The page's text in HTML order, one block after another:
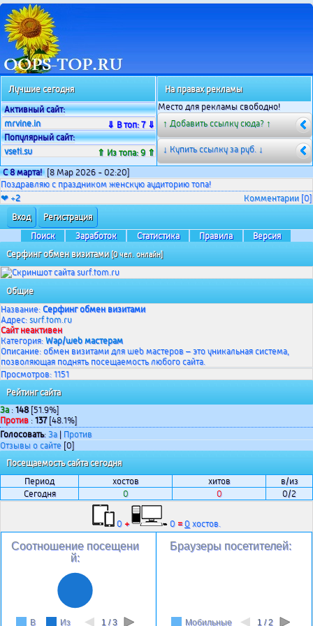
Лучшие сегодня
Активный сайт:
mrvine.in
⇓ В топ: 7 ⇓
Популярный сайт:
vseti.su
⇑ Из топа: 9 ⇑
На правах рекламы
Место для рекламы свободно!
↑ Добавить ссылку сюда? ↑
↓ Купить ссылку за руб. ↓
С 8 марта! [8 Мар 2026 - 02:20]
Поздравляю с праздником женскую аудиторию топа!
Комментарии [0]
❤ +2
Вход
Регистрация
Поиск
Заработок Статистика Правила
Версия
Серфинг обмен визитами [0 чел. онлайн]
Общие
Название: Серфинг обмен визитами
Адрес: surf.tom.ru
Сайт неактивен
Категория: Wap/web мастерам
Описание: обмен визитами для web мастеров – это уникальная система,
позволяющая поднять посещаемость любого сайта.
Просмотров: 1151
Рейтинг сайта
За: 148[51.9%]
Против : 137[48.1%]
Голосовать: За | Против
Отзывы о сайте [0]
Посещаемость сайта сегодня
Период
хостов хитов
в/из
Сегодня
0 0 0/2
0 + 0 = 0 хостов.
Соотношение посещени
й:
В Из 1 / 3
Браузеры посетителей:
Мобильные 1 / 2